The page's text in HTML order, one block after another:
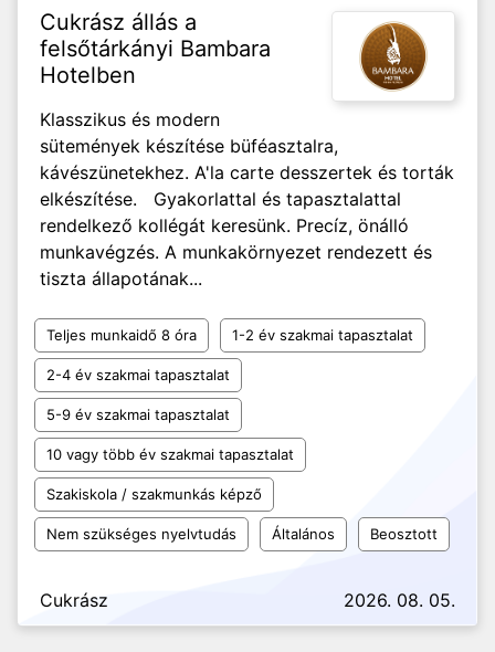
Cukrász állás a
felsőtárkányi Bambara
Hotelben
Klasszikus és modern
sütemények készítése büféasztalra,
kávészünetekhez. A'la carte desszertek és torták
elkészítése. Gyakorlattal és tapasztalattal
rendelkező kollégát keresünk. Precíz, önálló
munkavégzés. A munkakörnyezet rendezett és
tiszta állapotának...
Teljes munkaidő 8 óra 1-2 év szakmai tapasztalat
2-4 év szakmai tapasztalat
5-9 év szakmai tapasztalat
10 vagy több év szakmai tapasztalat
Szakiskola / szakmunkás képző
Nem szükséges nyelvtudás Általános Beosztott
Cukrász 2026. 08. 05.